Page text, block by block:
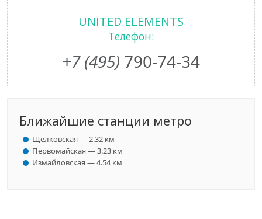
UNITED ELEMENTS
Телефон:
+7 (495) 790-74-34
Ближайшие станции метро
Щёлковская — 2.32 км
Первомайская — 3.23 км
Измайловская — 4.54 км